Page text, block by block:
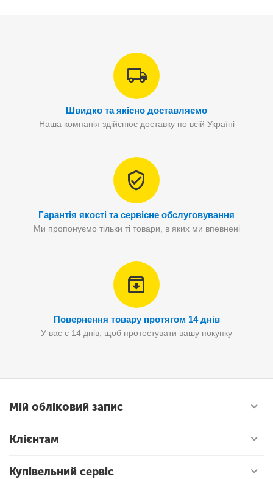
Швидко та якісно доставляємо
Наша компанія здійснює доставку по всій Україні
Гарантія якості та сервісне обслуговування
Ми пропонуємо тільки ті товари, в яких ми впевнені
Повернення товару протягом 14 днів
У вас є 14 днів, щоб протестувати вашу покупку
Мій обліковий запис
Клієнтам
Купівельний сервіс